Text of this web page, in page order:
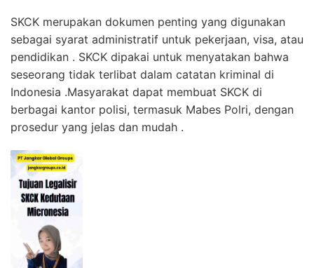
SKCK merupakan dokumen penting yang digunakan
sebagai syarat administratif untuk pekerjaan, visa, atau
pendidikan . SKCK dipakai untuk menyatakan bahwa
seseorang tidak terlibat dalam catatan kriminal di
Indonesia .Masyarakat dapat membuat SKCK di
berbagai kantor polisi, termasuk Mabes Polri, dengan
prosedur yang jelas dan mudah .